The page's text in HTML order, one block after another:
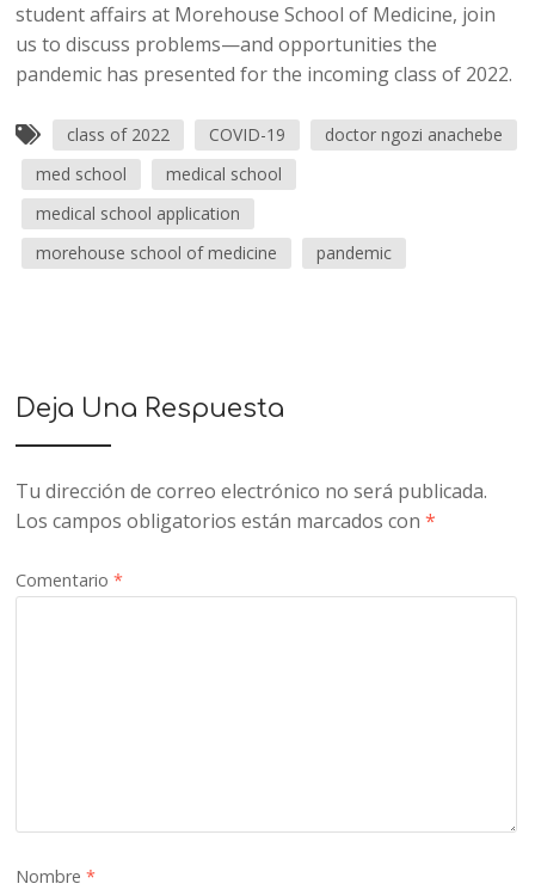
student affairs at Morehouse School of Medicine, join
us to discuss problems—and opportunities the
pandemic has presented for the incoming class of 2022.
class of 2022 COVID-19
doctor ngozi anachebe
med school
medical school
medical school application
morehouse school of medicine
pandemic
Deja Una Respuesta
Tu dirección de correo electrónico no será publicada.
Los campos obligatorios están marcados con*
Comentario*
Nombre*